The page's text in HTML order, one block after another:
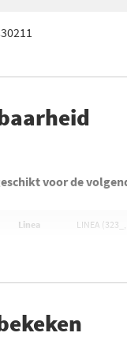
voor de
Linea LINEA